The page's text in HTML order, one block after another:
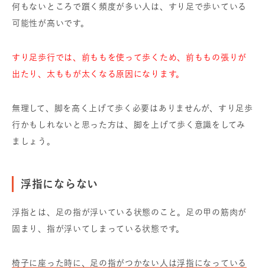
何もないところで躓く頻度が多い人は、すり足で歩いている
可能性が高いです。
すり足歩行では、前ももを使って歩くため、前ももの張りが
出たり、太ももが太くなる原因になります。
無理して、脚を高く上げて歩く必要はありませんが、すり足歩
行かもしれないと思った方は、脚を上げて歩く意識をしてみ
ましょう。
浮指にならない
浮指とは、足の指が浮いている状態のこと。足の甲の筋肉が
固まり、指が浮いてしまっている状態です。
椅子に座った時に、足の指がつかない人は浮指になっている